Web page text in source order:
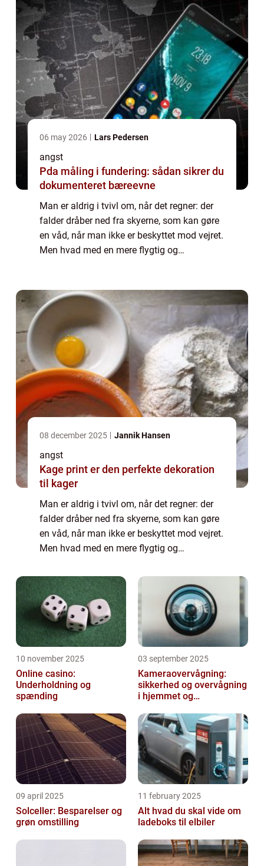
06 may 2026 Lars Pedersen
angst
Pda måling i fundering: sådan sikrer du
dokumenteret bæreevne
Man er aldrig i tvivl om, når det regner: der
falder dråber ned fra skyerne, som kan gøre
en våd, når man ikke er beskyttet mod vejret.
Men hvad med en mere flygtig og
08 december 2025 Jannik Hansen
angst
Kage print er den perfekte dekoration
til kager
Man er aldrig i tvivl om, når det regner: der
falder dråber ned fra skyerne, som kan gøre
en våd, når man ikke er beskyttet mod vejret.
Men hvad med en mere flygtig og
og...
10 november 2025
Online casino:
Underholdning og
spænding
03 september 2025
Kameraovervågning:
sikkerhed og overvågning
i hjemmet og
09 april 2025
Solceller: Besparelser og
grøn omstilling
11 february 2025
Alt hvad du skal vide om
ladeboks til elbiler